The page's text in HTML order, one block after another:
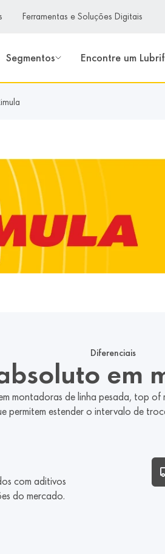
Ferramentas e Soluções Digitais
Segmentos Encontre um
Diferenciais
em
montadoras de linha pesada, top
permitem estender o intervalo de
com aditivos
do mercado.